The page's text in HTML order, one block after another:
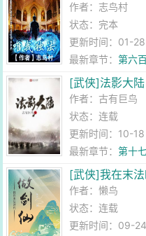
作者： 志鸟村
状态：完本
更新时间：01-
最新章节：第六
[武侠]法影大陆
作者：古有巨鸟
状态：连载
更新时间：10-
最新章节：第十
[武侠]我在末
作者：懒鸟
状态：连载
更新时间：09-